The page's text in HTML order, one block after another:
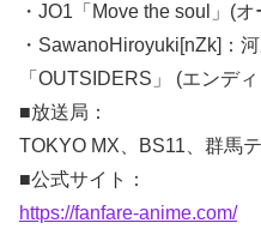
・JO1「Move the soul」(
・SawanoHiroyuki[nZk]：
「OUTSIDERS」 (エンデ
■放送局：
TOKYO MX、BS11、群馬
■公式サイト：
https://fanfare-anime.com/